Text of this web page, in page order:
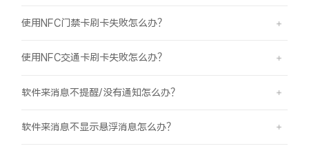
使用NFC门禁卡刷卡失败怎么办？
使用NFC交通卡刷卡失败怎么办？
软件来消息不提醒/没有通知怎么办？
软件来消息不显示悬浮消息怎么办？